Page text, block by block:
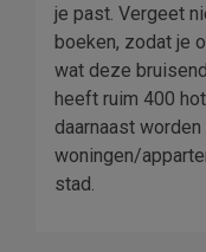
je past. Vergeet
boeken, zodat je
wat deze
heeft ruim 400
daarnaast
woningen/
stad.